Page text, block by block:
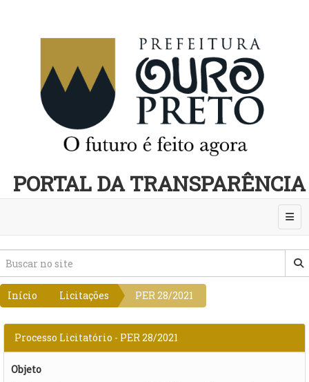
PORTAL DA TRANSPARÊNCIA
Início Licitações PER 28/2021
Processo Licitatório - PER 28/2021
Objeto